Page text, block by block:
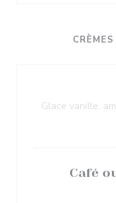
Glace vanille,
Café